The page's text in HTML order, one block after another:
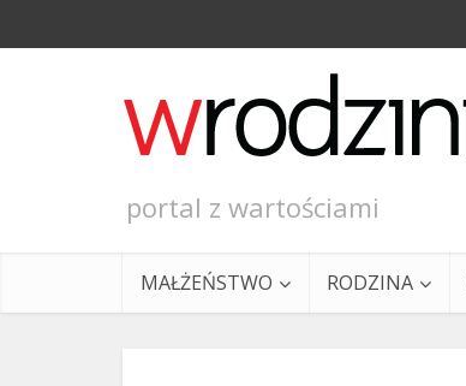
portal z wartościami
MAŁŻEŃSTWO RODZINA